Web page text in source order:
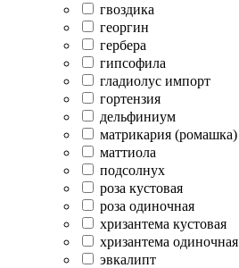
гвоздика
георгин
гербера
гипсофила
гладиолус импорт
гортензия
дельфиниум
матрикария (ромашка)
маттиола
подсолнух
роза кустовая
роза одиночная
хризантема кустовая
хризантема одиночная
эвкалипт